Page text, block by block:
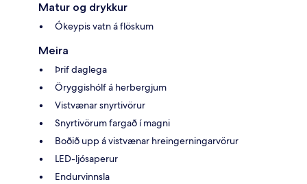
Matur og drykkur
Ókeypis vatn á flöskum
Meira
Þrif daglega
Öryggishólf á herbergjum
Vistvænar snyrtivörur
Snyrtivörum fargað í magni
Boðið upp á vistvænar hreingerningarvörur
LED-ljósaperur
Endurvinnsla